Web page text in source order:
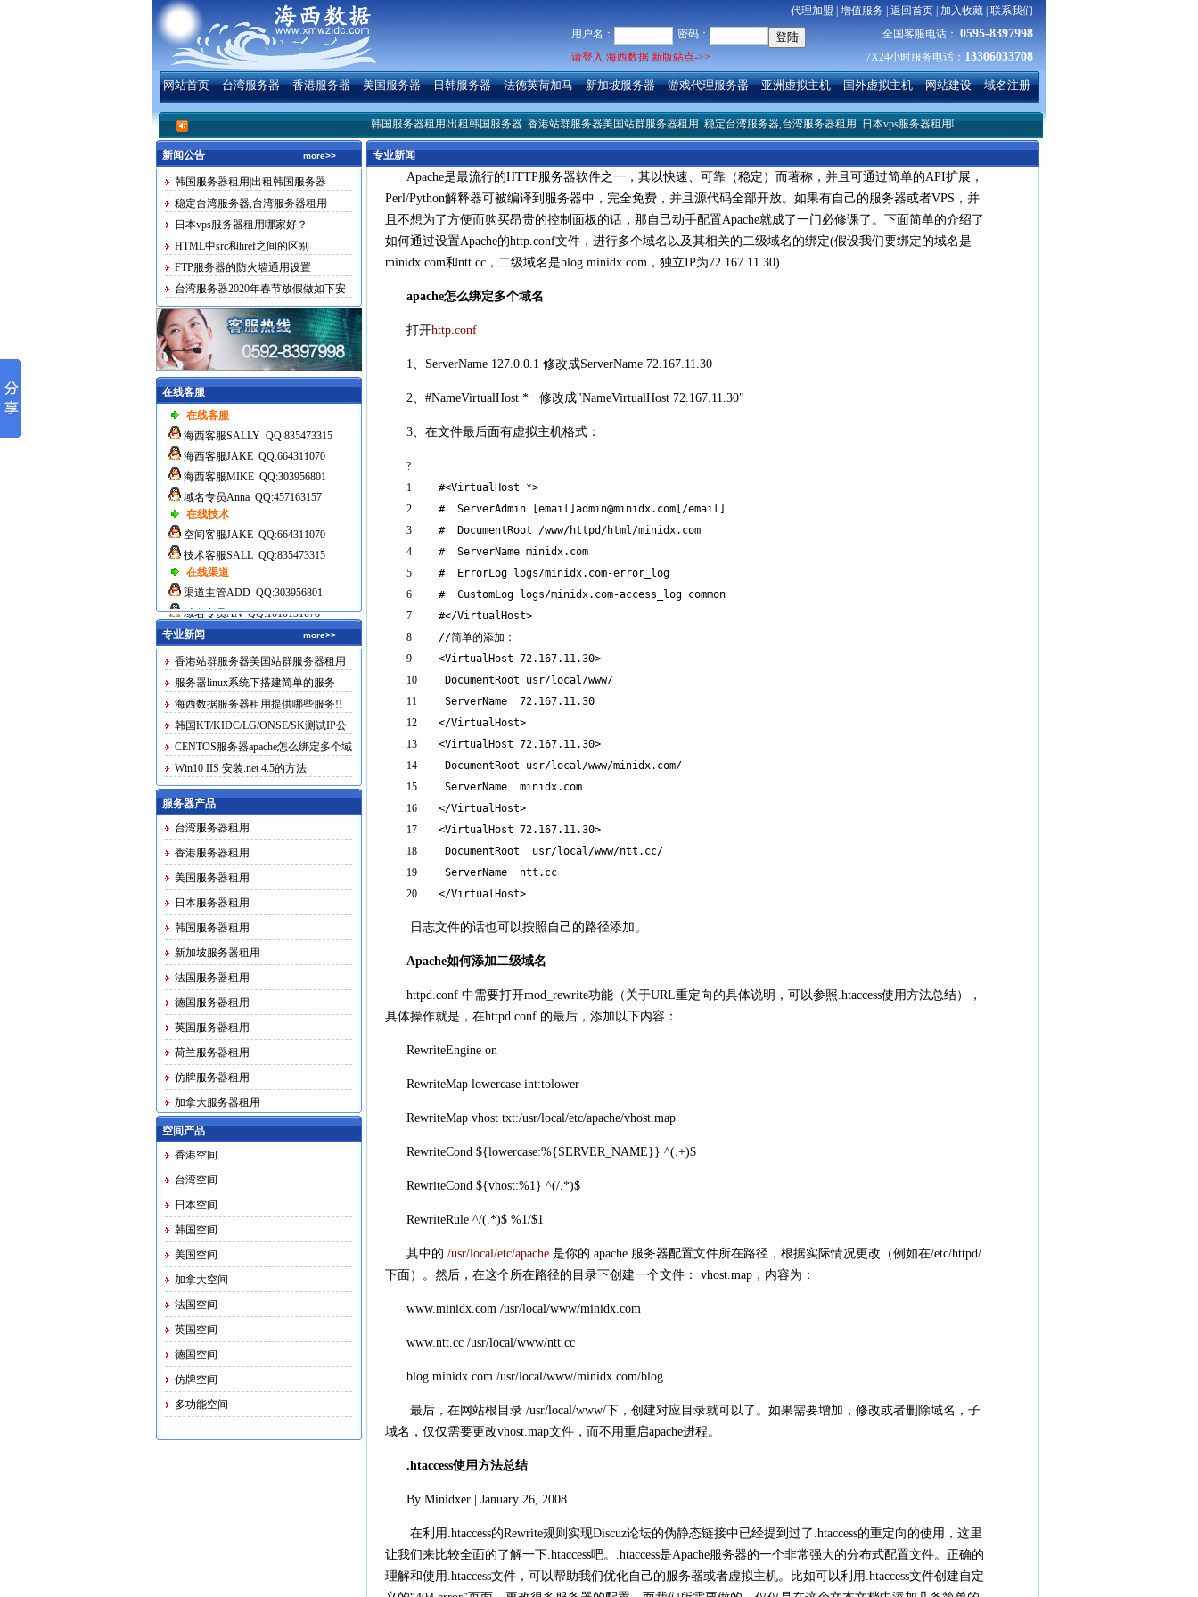
代理加盟 增值服务| 返回首页| 加入收藏| 联系我们
全国客服电话： 0595-8397998
7X24小时服务电话： 13306033708
用户名：
密码：
请登入 海西数据 新版站点->>
网站首页 台湾服务器 香港服务器 美国服务器 日韩服务器 法德英荷加马 新加坡服务器 游戏代理服务器 亚洲虚拟主机 国外虚拟主机 网站建设 域名注册
韩国服务器租用|出租韩国服务器香港站群服务器美国站群服务器租用稳定台湾服务器,台湾服务器租用日本vps服务器租用哪家好？服务器linux系统下搭建简单的服务
新闻公告 more>>
韩国服务器租用|出租韩国服务器
稳定台湾服务器,台湾服务器租用
日本vps服务器租用哪家好？
HTML中src和href之间的区别
FTP服务器的防火墙通用设置
台湾服务器2020年春节放假做如下安
排
在线客服
在线客服
海西客服SALLY QQ:835473315
海西客服JAKE QQ:664311070
海西客服MIKE QQ:303956801
域名专员Anna QQ:457163157
在线技术
空间客服JAKE QQ:664311070
技术客服SALL QQ:835473315
在线渠道
渠道主管ADD QQ:303956801
域名专员AN QQ:1010191078
专业新闻
more>>
香港站群服务器美国站群服务器租用
服务器linux系统下搭建简单的服务
海西数据服务器租用提供哪些服务!!
韩国KT/KIDC/LG/ONSE/SK测试IP公
布CENTOS服务器apache怎么绑定多个域
名Win10 IIS 安装.net 4.5的方法
服务器产品
台湾服务器租用
香港服务器租用
美国服务器租用
日本服务器租用
韩国服务器租用
新加坡服务器租用
法国服务器租用
德国服务器租用
英国服务器租用
荷兰服务器租用
仿牌服务器租用
加拿大服务器租用
马印越泰务器租用
空间产品
香港空间
台湾空间
日本空间
韩国空间
美国空间
加拿大空间
法国空间
英国空间
德国空间
仿牌空间
多功能空间
专业新闻
Apache是最流行的HTTP服务器软件之一，其以快速、可靠（稳定）而著称，并且可通过简单的API扩展，
Perl/Python解释器可被编译到服务器中，完全免费，并且源代码全部开放。如果有自己的服务器或者VPS，并
且不想为了方便而购买昂贵的控制面板的话，那自己动手配置Apache就成了一门必修课了。下面简单的介绍了
如何通过设置Apache的http.conf文件，进行多个域名以及其相关的二级域名的绑定(假设我们要绑定的域名是
minidx.com和ntt.cc，二级域名是blog.minidx.com，独立IP为72.167.11.30).
apache怎么绑定多个域名
打开http.conf
1、ServerName 127.0.0.1 修改成ServerName 72.167.11.30
2、#NameVirtualHost * 修改成"NameVirtualHost 72.167.11.30"
3、在文件最后面有虚拟主机格式：
?
1
2
3
4
5
6
7
8
9
10
11
12
13
14
15
16
17
18
19
20
#<VirtualHost *>
# ServerAdmin [email]admin@minidx.com[/email]
# DocumentRoot /www/httpd/html/minidx.com
# ServerName minidx.com
# ErrorLog logs/minidx.com-error_log
# CustomLog logs/minidx.com-access_log common
#</VirtualHost>
//简单的添加：
<VirtualHost 72.167.11.30>
DocumentRoot usr/local/www/
ServerName 72.167.11.30
</VirtualHost>
<VirtualHost 72.167.11.30>
DocumentRoot usr/local/www/minidx.com/
ServerName minidx.com
</VirtualHost>
<VirtualHost 72.167.11.30>
DocumentRoot usr/local/www/ntt .cc/
ServerName ntt.cc
</VirtualHost>
日志文件的话也可以按照自己的路径添加。
Apache如何添加二级域名
httpd.conf 中需要打开mod_rewrite功能（关于URL重定向的具体说明，可以参照.htaccess使用方法总结），
具体操作就是，在httpd.conf 的最后，添加以下内容：
RewriteEngine on
RewriteMap lowercase int:tolower
RewriteMap vhost txt:/usr/local/etc/apache/vhost.map
RewriteCond ${lowercase:%{SERVER_NAME}} ^(.+)$
RewriteCond ${vhost:%1} ^(/.*)$
RewriteRule ^/(.*)$ %1/$1
其中的 /usr/local/etc/apache 是你的 apache 服务器配置文件所在路径，根据实际情况更改（例如在/etc/httpd/
下面）。然后，在这个所在路径的目录下创建一个文件： vhost.map，内容为：
www.minidx.com /usr/local/www/minidx.com
www.ntt.cc /usr/local/www/ntt.cc
blog.minidx.com /usr/local/www/minidx.com/blog
最后，在网站根目录 /usr/local/www/下，创建对应目录就可以了。如果需要增加，修改或者删除域名，子
域名，仅仅需要更改vhost.map文件，而不用重启apache进程。
.htaccess使用方法总结
By Minidxer | January 26, 2008
在利用.htaccess的Rewrite规则实现Discuz论坛的伪静态链接中已经提到过了.htaccess的重定向的使用，这里
让我们来比较全面的了解一下.htaccess吧。.htaccess是Apache服务器的一个非常强大的分布式配置文件。正确的
理解和使用.htaccess文件，可以帮助我们优化自己的服务器或者虚拟主机。比如可以利用.htaccess文件创建自定